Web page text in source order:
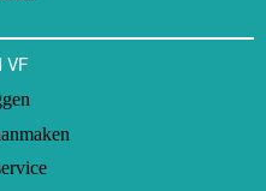
VF